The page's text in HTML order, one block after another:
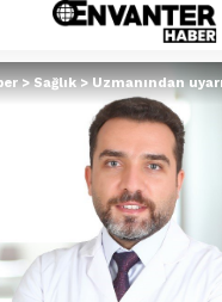
>Sağlık>Uzmanından uyarı: “Şah